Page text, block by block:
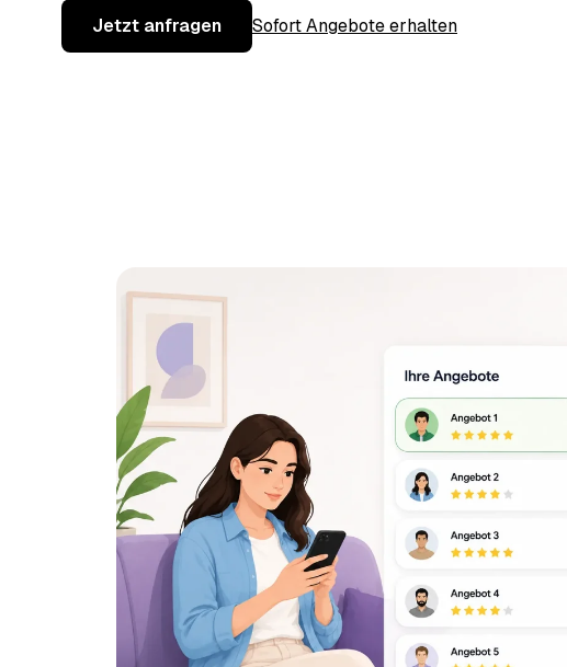
Jetzt anfragen Sofort Angebote erhalten